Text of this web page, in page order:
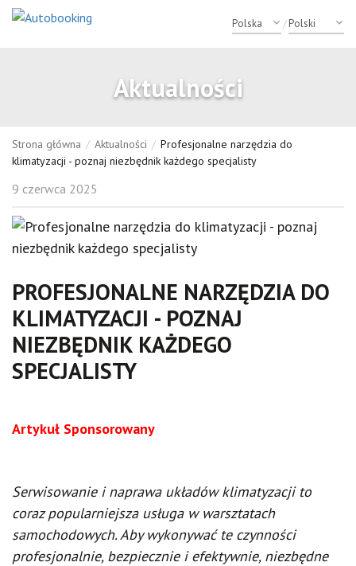
/
Aktualności
Strona główna / Aktualności / Profesjonalne narzędzia do
klimatyzacji - poznaj niezbędnik każdego specjalisty
9 czerwca 2025
PROFESJONALNE NARZĘDZIA DO
KLIMATYZACJI - POZNAJ
NIEZBĘDNIK KAŻDEGO
SPECJALISTY
Artykuł Sponsorowany
Serwisowanie i naprawa układów klimatyzacji to
coraz popularniejsza usługa w warsztatach
samochodowych. Aby wykonywać te czynności
profesjonalnie, bezpiecznie i efektywnie, niezbędne